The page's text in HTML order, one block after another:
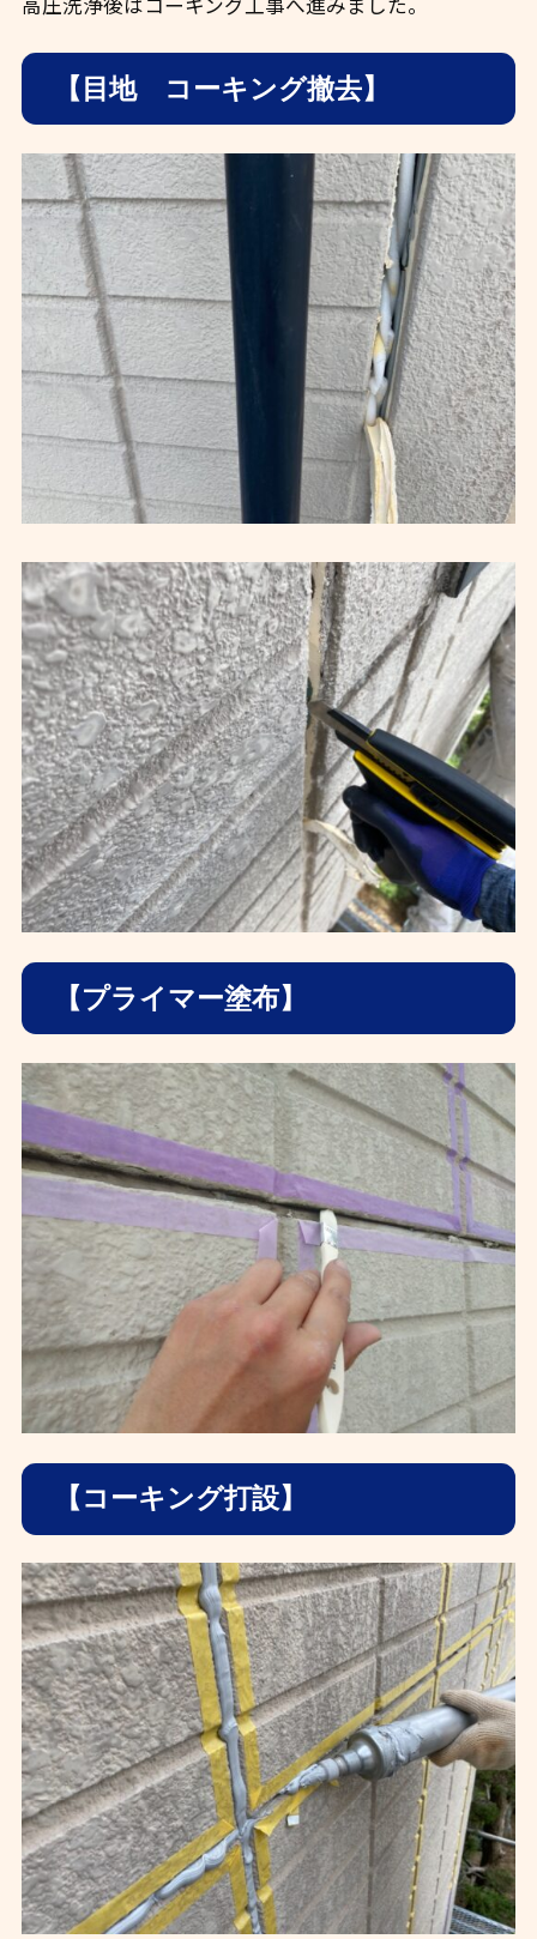
【目地 コーキング撤去】
【プライマー塗布】
【コーキング打設】